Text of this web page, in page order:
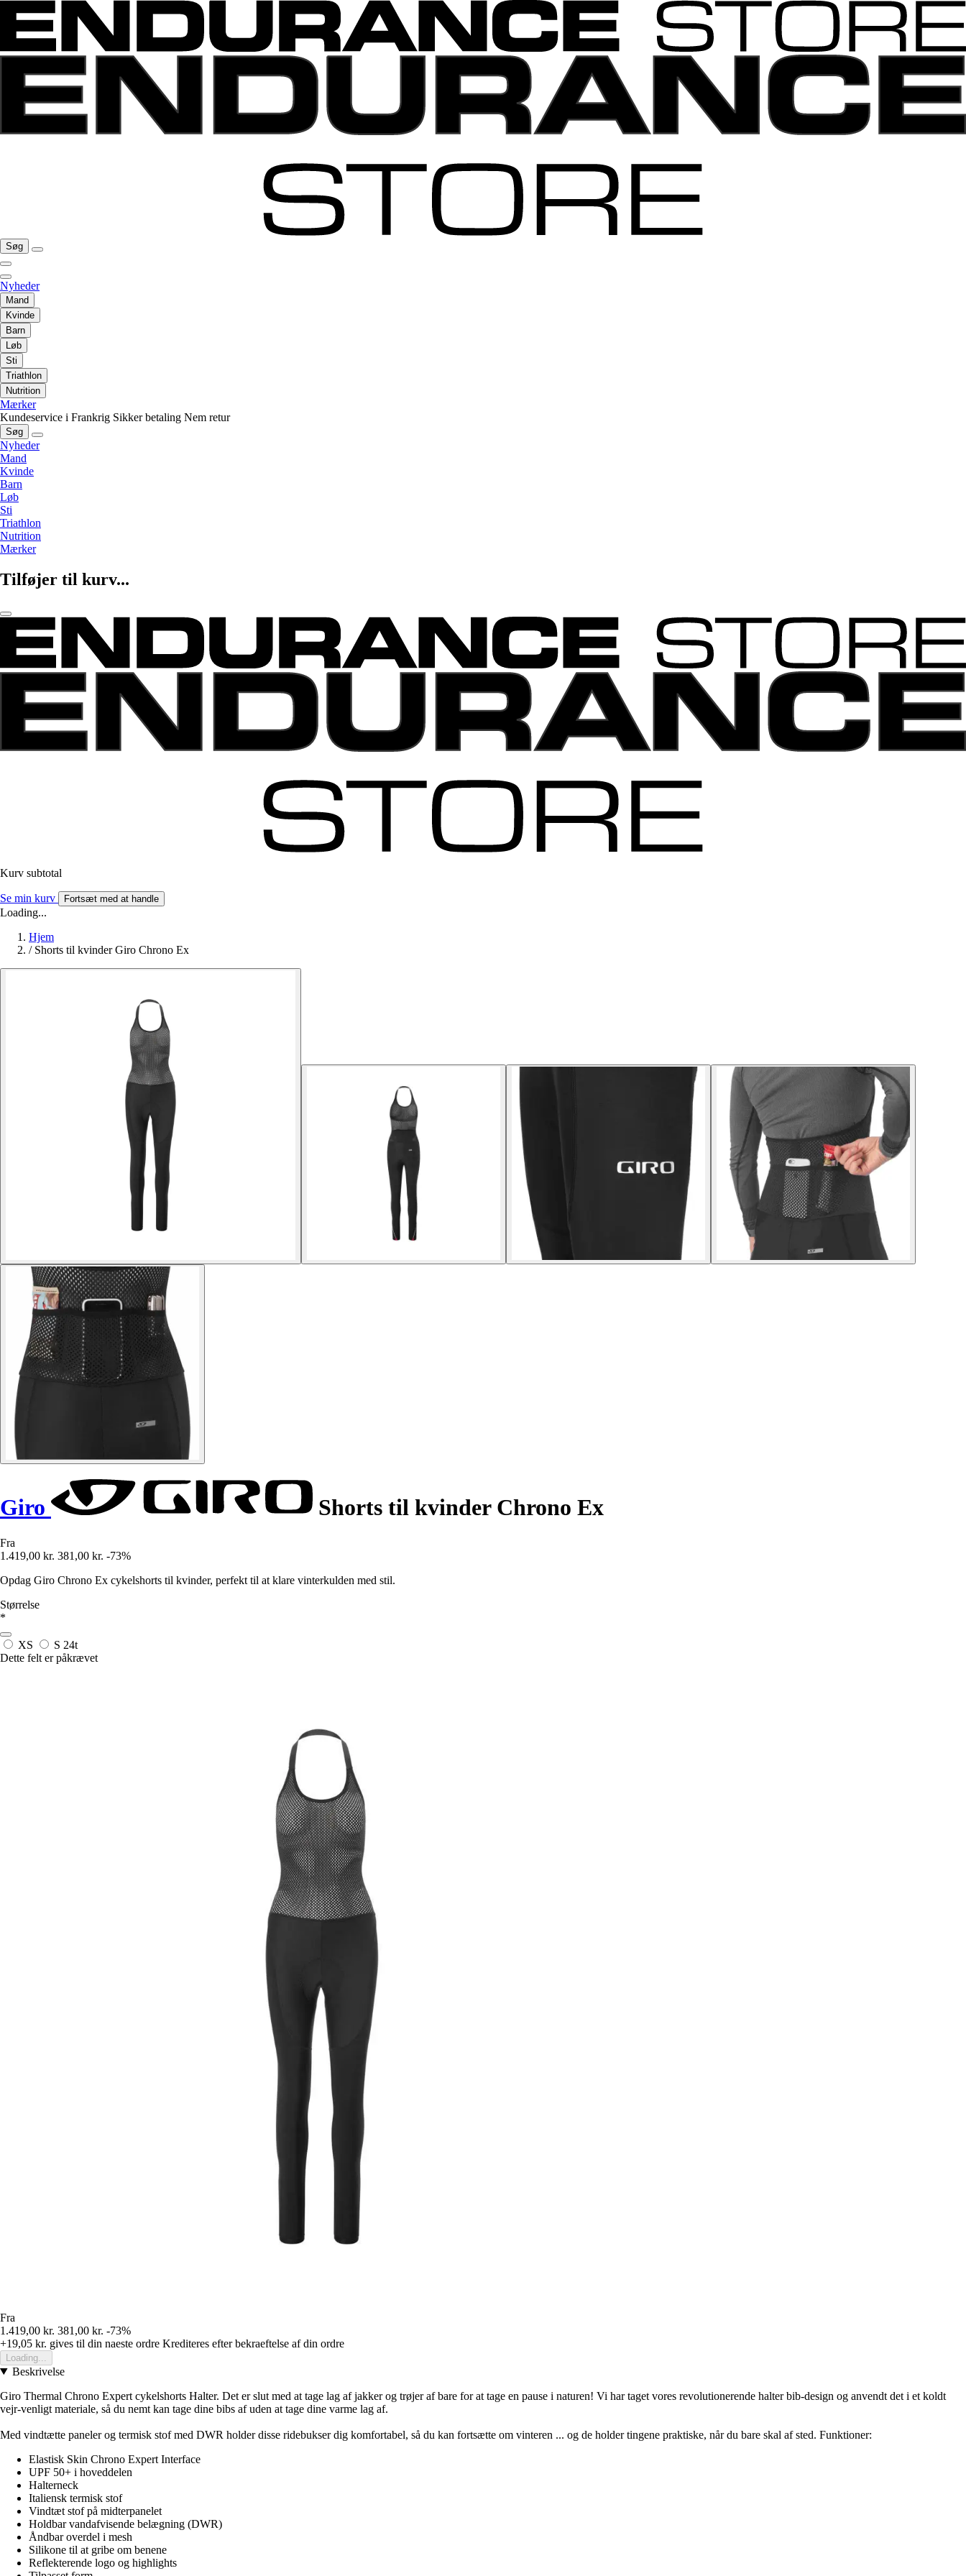
Søg
Nyheder
Mand
Kvinde
Barn
Løb
Sti
Triathlon
Nutrition
Mærker
Kundeservice i Frankrig Sikker betaling Nem retur
Søg
Nyheder
Mand
Kvinde
Barn
Løb
Sti
Triathlon
Nutrition
Mærker
Tilføjer til kurv...
Kurv subtotal
Se min kurv Fortsæt med at handle
Loading...
Hjem
/ Shorts til kvinder Giro Chrono Ex
Giro Shorts til kvinder Chrono Ex
Fra
1.419,00 kr. 381,00 kr. -73%
Opdag Giro Chrono Ex cykelshorts til kvinder, perfekt til at klare vinterkulden med stil.
Størrelse
*
XS S 24t
Dette felt er påkrævet
Fra
1.419,00 kr. 381,00 kr. -73%
+19,05 kr. gives til din naeste ordre Krediteres efter bekraeftelse af din ordre
Loading...
Beskrivelse
Giro Thermal Chrono Expert cykelshorts Halter. Det er slut med at tage lag af jakker og trøjer af bare for at tage en pause i naturen! Vi har taget vores revolutionerende halter bib-design og anvendt det i et koldt
vejr-venligt materiale, så du nemt kan tage dine bibs af uden at tage dine varme lag af.
Med vindtætte paneler og termisk stof med DWR holder disse ridebukser dig komfortabel, så du kan fortsætte om vinteren ... og de holder tingene praktiske, når du bare skal af sted. Funktioner:
Elastisk Skin Chrono Expert Interface
UPF 50+ i hoveddelen
Halterneck
Italiensk termisk stof
Vindtæt stof på midterpanelet
Holdbar vandafvisende belægning (DWR)
Åndbar overdel i mesh
Silikone til at gribe om benene
Reflekterende logo og highlights